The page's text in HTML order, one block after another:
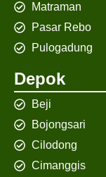
Matraman
Pasar Rebo
Pulogadung
Depok
Beji
Bojongsari
Cilodong
Cimanggis